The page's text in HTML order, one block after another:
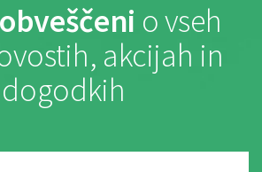
o vseh
akcijah in
dogodkih